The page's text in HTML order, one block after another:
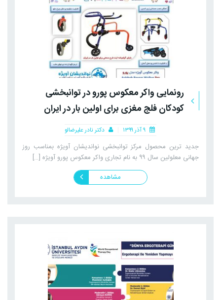
رونمایی واکر معکوس پورو در توانبخشی
کودکان فلج مغزی برای اولین بار در ایران
دکتر نادر علیرضالو
جدید ترین محصول مرکز توانبخشی نواندیشان آویژه بمناسب روز
جهانی معلولین سال ۹۹ به نام تجاری واکر معکوس پورو آویژه […]
مشاهده